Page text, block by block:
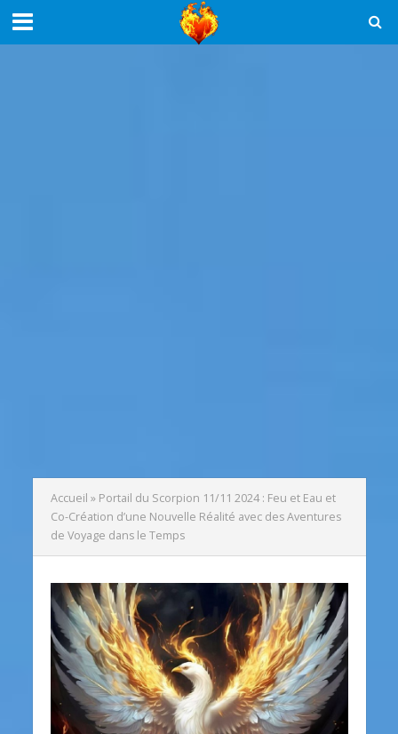
Accueil » Portail du Scorpion 11/11 2024 : Feu et Eau et
Co-Création d’une Nouvelle Réalité avec des Aventures
de Voyage dans le Temps